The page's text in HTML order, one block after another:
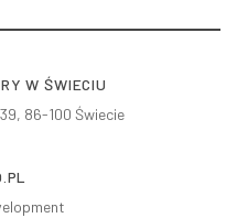
W ŚWIECIU
86-100 Świecie